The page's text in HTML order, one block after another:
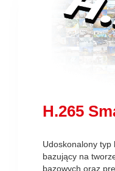
H.265
Udoskonalony typ
bazujący na
bazowych oraz